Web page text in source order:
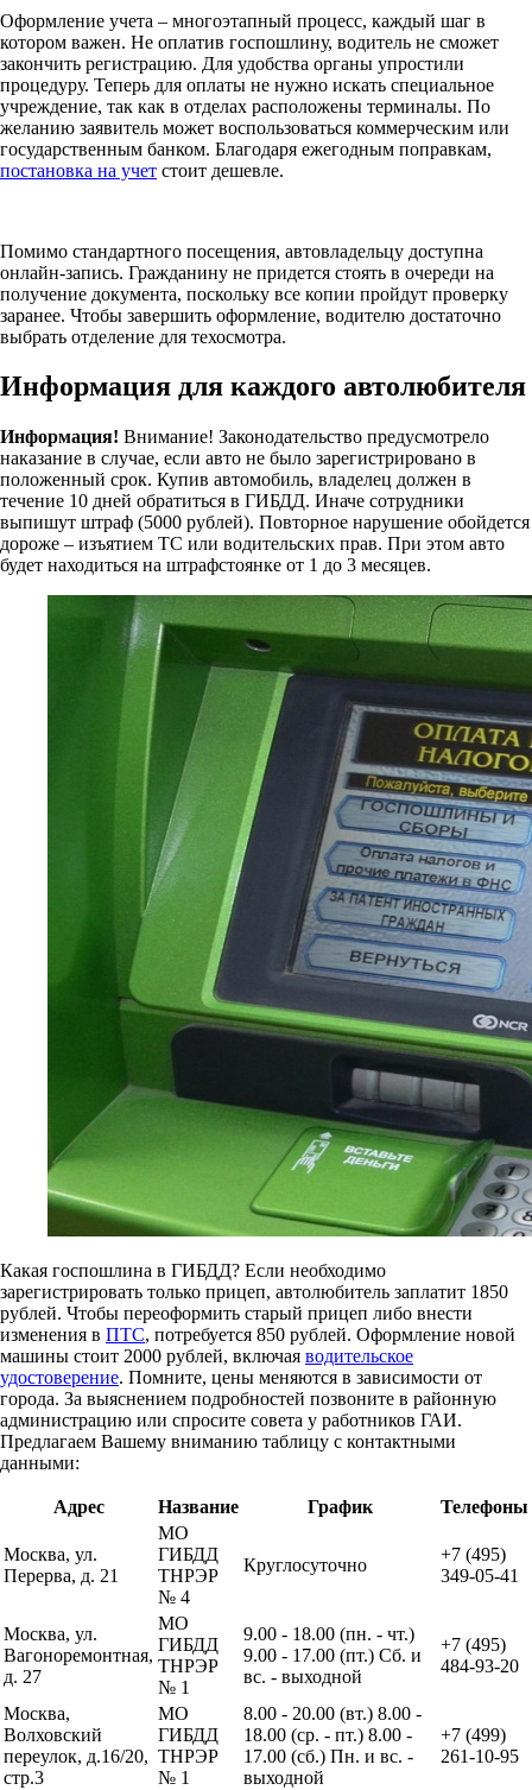
Оформление учета – многоэтапный процесс, каждый шаг в
котором важен. Не оплатив госпошлину, водитель не сможет
закончить регистрацию. Для удобства органы упростили
процедуру. Теперь для оплаты не нужно искать специальное
учреждение, так как в отделах расположены терминалы. По
желанию заявитель может воспользоваться коммерческим или
государственным банком. Благодаря ежегодным поправкам,
постановка на учет стоит дешевле.
Помимо стандартного посещения, автовладельцу доступна
онлайн-запись. Гражданину не придется стоять в очереди на
получение документа, поскольку все копии пройдут проверку
заранее. Чтобы завершить оформление, водителю достаточно
выбрать отделение для техосмотра.
Информация для каждого автолюбителя
Информация! Внимание! Законодательство предусмотрело
наказание в случае, если авто не было зарегистрировано в
положенный срок. Купив автомобиль, владелец должен в
течение 10 дней обратиться в ГИБДД. Иначе сотрудники
выпишут штраф (5000 рублей). Повторное нарушение обойдется
дороже – изъятием ТС или водительских прав. При этом авто
будет находиться на штрафстоянке от 1 до 3 месяцев.
Какая госпошлина в ГИБДД? Если необходимо
зарегистрировать только прицеп, автолюбитель заплатит 1850
рублей. Чтобы переоформить старый прицеп либо внести
изменения в ПТС, потребуется 850 рублей. Оформление новой
машины стоит 2000 рублей, включая водительское
удостоверение. Помните, цены меняются в зависимости от
города. За выяснением подробностей позвоните в районную
администрацию или спросите совета у работников ГАИ.
Предлагаем Вашему вниманию таблицу с контактными
данными:
Адрес Название График Телефоны
Москва, ул.
Перерва, д. 21
МО
ГИБДД
ТНРЭР
№ 4
Круглосуточно
+7 (495)
349-05-41
Москва, ул.
Вагоноремонтная,
д. 27
МО
ГИБДД
ТНРЭР
№ 1
9.00 - 18.00 (пн. - чт.)
9.00 - 17.00 (пт.) Сб. и
вс. - выходной
+7 (495)
484-93-20
Москва,
Волховский
переулок, д.16/20,
стр.3
МО
ГИБДД
ТНРЭР
№ 1
8.00 - 20.00 (вт.) 8.00 -
18.00 (ср. - пт.) 8.00 -
17.00 (сб.) Пн. и вс. -
выходной
+7 (499)
261-10-95